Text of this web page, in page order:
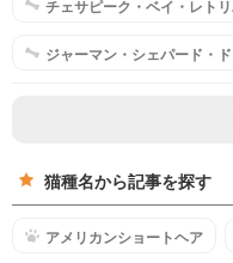
チェサピーク・ベイ・レト
ジャーマン・シェパード・
猫種名から記事を探す
アメリカンショートヘア